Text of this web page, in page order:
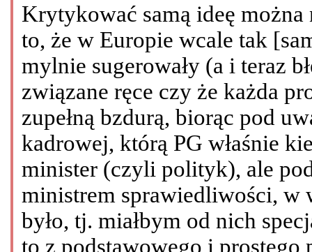
Krytykować samą ideę
to, że w Europie wcale tak
mylnie sugerowały (a i teraz
związane ręce czy że każda
zupełną bzdurą, biorąc pod
kadrowej, którą PG właśnie
minister (czyli polityk), ale
ministrem sprawiedliwości, w
było, tj. miałbym od nich
to z podstawowego i